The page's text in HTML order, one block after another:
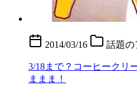
2014/03/16 話題の
3/18まで？コーヒークリ
ままま！